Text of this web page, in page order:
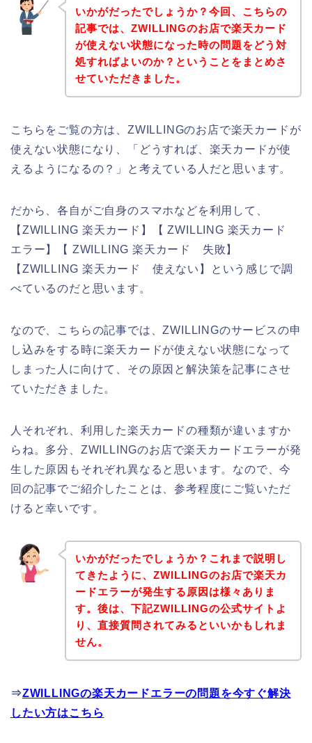
いかがだったでしょうか？今回、こちらの
記事では、ZWILLINGのお店で楽天カード
が使えない状態になった時の問題をどう対
処すればよいのか？ということをまとめさ
せていただきました。
こちらをご覧の方は、ZWILLINGのお店で楽天カードが
使えない状態になり、「どうすれば、楽天カードが使
えるようになるの？」と考えている人だと思います。
だから、各自がご自身のスマホなどを利用して、
【ZWILLING 楽天カード】【 ZWILLING 楽天カード
エラー】【 ZWILLING 楽天カード 失敗】
【ZWILLING 楽天カード 使えない】という感じで調
べているのだと思います。
なので、こちらの記事では、ZWILLINGのサービスの申
し込みをする時に楽天カードが使えない状態になって
しまった人に向けて、その原因と解決策を記事にさせ
ていただきました。
人それぞれ、利用した楽天カードの種類が違いますか
らね。多分、ZWILLINGのお店で楽天カードエラーが発
生した原因もそれぞれ異なると思います。なので、今
回の記事でご紹介したことは、参考程度にご覧いただ
けると幸いです。
いかがだったでしょうか？これまで説明し
てきたように、ZWILLINGのお店で楽天カ
ードエラーが発生する原因は様々ありま
す。後は、下記ZWILLINGの公式サイトよ
り、直接質問されてみるといいかもしれま
せん。
⇒ZWILLINGの楽天カードエラーの問題を今すぐ解決
したい方はこちら